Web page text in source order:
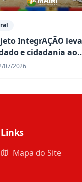
IntegrAÇÃO leva
e cidadania ao
de Bonsucesso
07/2026
Links
Mapa do Site